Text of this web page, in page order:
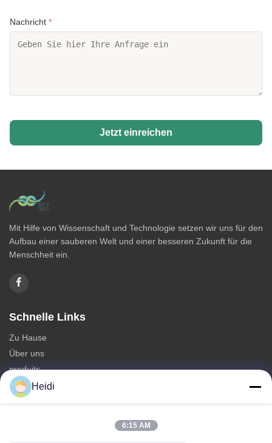
Nachricht *
Jetzt einreichen
Mit Hilfe von Wissenschaft und Technologie setzen wir uns für den
Aufbau einer sauberen Welt und einer besseren Zukunft für die
Menschheit ein.
Schnelle Links
Zu Hause
Über uns
produits
Kontakt mit uns
Heidi
6:15 AM